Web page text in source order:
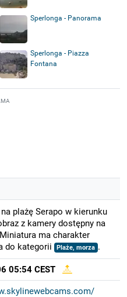
Sperlonga - Panorama
Sperlonga - Piazza
Fontana
plażę Serapo w kierunku
z kamery dostępny na
ma charakter
do kategorii
Plaże, morza .
05:54 CEST